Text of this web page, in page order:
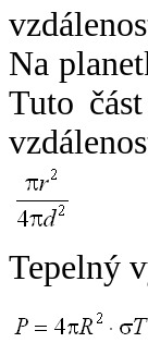
Na
Tuto
Tepelný